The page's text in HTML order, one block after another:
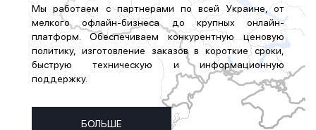
Мы работаем с партнерами по всей Украине, от
мелкого офлайн-бизнеса до крупных онлайн-
платформ. Обеспечиваем конкурентную ценовую
политику, изготовление заказов в короткие сроки,
быструю техническую и информационную
поддержку.
БОЛЬШЕ